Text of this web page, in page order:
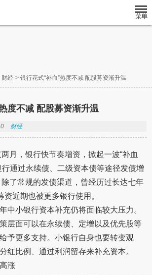
财经 > 银行花式“补血”热度不减 配股募资渐升温
度不减 配股募资渐升温
财经
月，银行快节奏增资，掀起一波“补血
行通过永续债、二级资本债等途径发债增
了常规的发债渠道，曾经历过长达七年
资近期也被更多银行使用。
中小银行资本补充仍将面临较大压力。
层面可以在永续债、定增以及优先股等
予更多支持。小银行自身也要转变观
红比例、通过利润留存来补充资本。
涨